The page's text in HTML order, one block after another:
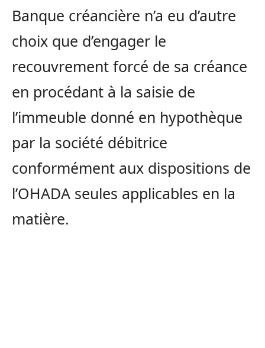
Banque créancière n’a eu d’autre
choix que d’engager le
recouvrement forcé de sa créance
en procédant à la saisie de
l’immeuble donné en hypothèque
par la société débitrice
conformément aux dispositions de
l’OHADA seules applicables en la
matière.